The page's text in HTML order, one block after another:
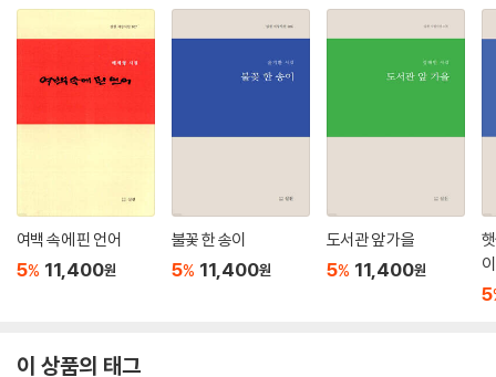
여백 속에 핀 언어
5% 11,400원
불꽃 한 송이
5% 11,400원
도서관 앞 가을
5% 11,400원
5
이 상품의 태그